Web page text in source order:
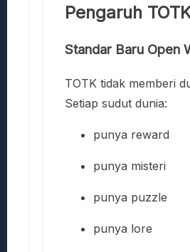
Pengaruh
Standar Baru Open
TOTK tidak memberi
Setiap sudut dunia:
punya reward
punya misteri
punya puzzle
punya lore